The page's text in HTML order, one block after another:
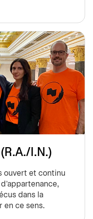
I.N.)
ouvert et continu
dans la
en ce sens.